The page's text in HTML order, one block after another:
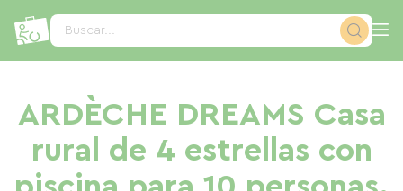
Buscar...
ARDÈCHE DREAMS Casa
rural de 4 estrellas con
Panel de gestión de cookies